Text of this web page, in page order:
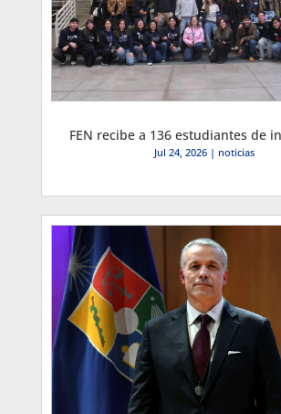
Jul 24, 2026| noticias